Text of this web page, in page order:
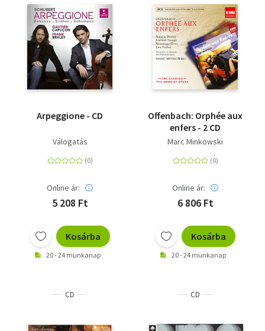
Arpeggione - CD
Válogatás
Online ár:
5 208 Ft
Kosárba
20 - 24 munkanap
Offenbach: Orphée aux
enfers - 2 CD
Marc Minkowski
Online ár:
6 806 Ft
Kosárba
20 - 24 munkanap
CD CD